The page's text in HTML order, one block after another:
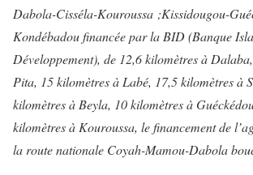
Dabola-Cisséla-Kouroussa ;Kissidougou-
Kondébadou financée par la BID (Banque
Développement), de 12,6 kilomètres à
Pita, 15 kilomètres à Labé, 17,5 kilomètres à
kilomètres à Beyla, 10 kilomètres à
kilomètres à Kouroussa, le financement de
la route nationale Coyah-Mamou-Dabola